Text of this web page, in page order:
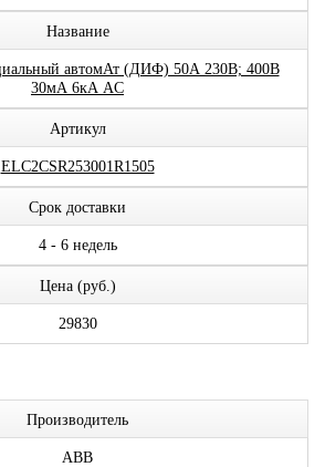
Название
автомАт (ДИФ) 50А 230В; 400В
30мА 6кА AC
Артикул
ELC2CSR253001R1505
Срок доставки
4 - 6 недель
Цена (руб.)
29830
Производитель
ABB